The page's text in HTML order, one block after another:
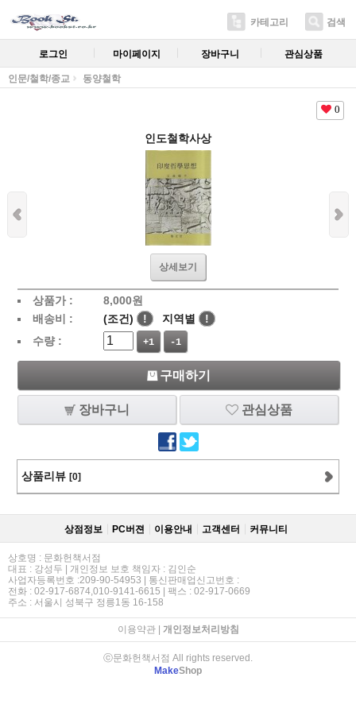
카테고리 검색
로그인 마이페이지 장바구니 관심상품
인문/철학/종교 동양철학
0
인도철학사상
상세보기
상품가 : 8,000원
배송비 :
(조건) ! 지역별
!
수량 :
+1 -1
구매하기
장바구니 관심상품
상품리뷰 [0]
상점정보 PC버젼 이용안내 고객센터 커뮤니티
상호명 : 문화헌책서점
대표 : 강성두 | 개인정보 보호 책임자 : 김인순
사업자등록번호 :209-90-54953 | 통신판매업신고번호 :
전화 : 02-917-6874,010-9141-6615 | 팩스 : 02-917-0669
주소 : 서울시 성북구 정릉1동 16-158
이용약관| 개인정보처리방침
ⓒ문화헌책서점 All rights reserved.
MakeShop